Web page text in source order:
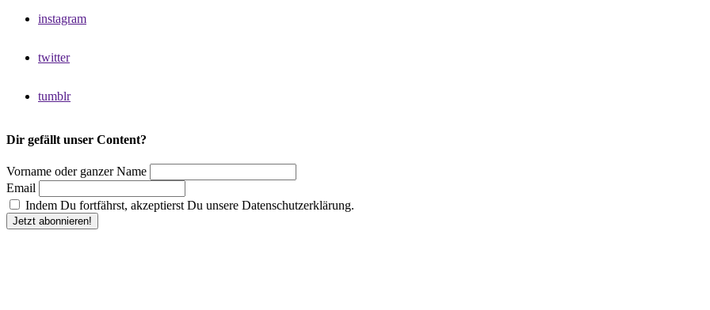
instagram
twitter
tumblr
Dir gefällt unser Content?
Vorname oder ganzer Name
Email
Indem Du fortfährst, akzeptierst Du unsere Datenschutzerklärung.